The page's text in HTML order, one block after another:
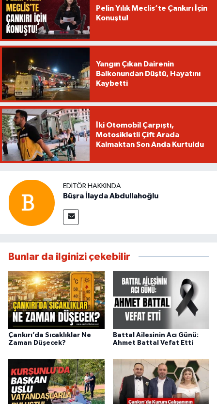
Pelin Yılık Meclis’te Çankırı İçin
Konuştu!
Yangın Çıkan Dairenin
Balkonundan Düştü, Hayatını
Kaybetti
İki Otomobil Çarpıştı,
Motosikletli Çift Arada
Kalmaktan Son Anda Kurtuldu
EDITÖR HAKKINDA
Büşra İlayda Abdullahoğlu
Bunlar da ilginizi çekebilir
Çankırı’da Sıcaklıklar Ne
Zaman Düşecek?
Battal Ailesinin Acı Günü:
Ahmet Battal Vefat Etti